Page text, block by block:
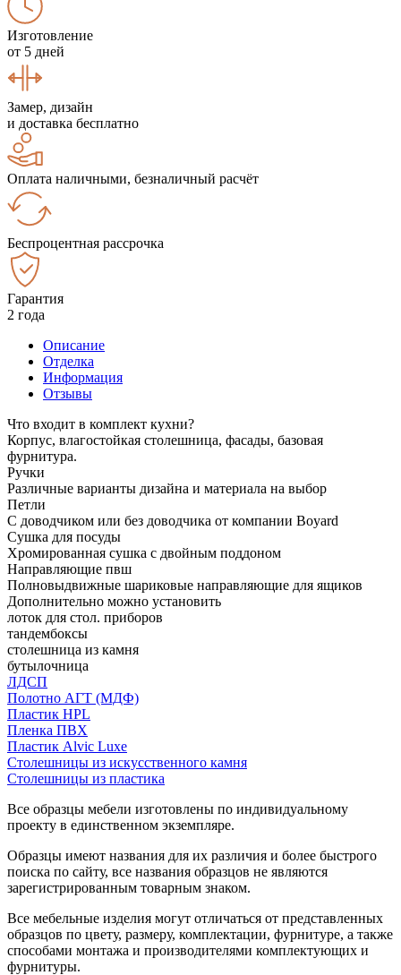
Изготовление
от 5 дней
Замер, дизайн
и доставка бесплатно
Оплата наличными, безналичный расчёт
Беспроцентная рассрочка
Гарантия
2 года
Описание
Отделка
Информация
Отзывы
Что входит в комплект кухни?
Корпус, влагостойкая столешница, фасады, базовая
фурнитура.
Ручки
Различные варианты дизайна и материала на выбор
Петли
С доводчиком или без доводчика от компании Boyard
Сушка для посуды
Хромированная сушка с двойным поддоном
Направляющие пвш
Полновыдвижные шариковые направляющие для ящиков
Дополнительно можно установить
лоток для стол. приборов
тандембоксы
столешница из камня
бутылочница
ЛДСП
Полотно АГТ (МДФ)
Пластик HPL
Пленка ПВХ
Пластик Alvic Luxe
Столешницы из искусственного камня
Столешницы из пластика
Все образцы мебели изготовлены по индивидуальному
проекту в единственном экземпляре.
Образцы имеют названия для их различия и более быстрого
поиска по сайту, все названия образцов не являются
зарегистрированным товарным знаком.
Все мебельные изделия могут отличаться от представленных
образцов по цвету, размеру, комплектации, фурнитуре, а также
способами монтажа и производителями комплектующих и
фурнитуры.